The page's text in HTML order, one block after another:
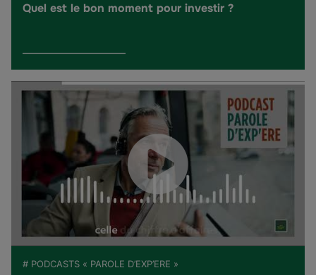
Quel est le bon moment pour investir ?
# PODCASTS « PAROLE D’EXP’ERE »